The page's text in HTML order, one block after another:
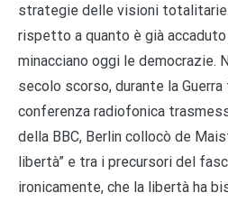
strategie delle visioni totalitarie
rispetto a quanto è già
minacciano oggi le democrazie.
secolo scorso, durante la Guerra
conferenza radiofonica
della BBC, Berlin collocò de
libertà” e tra i precursori del
ironicamente, che la libertà ha